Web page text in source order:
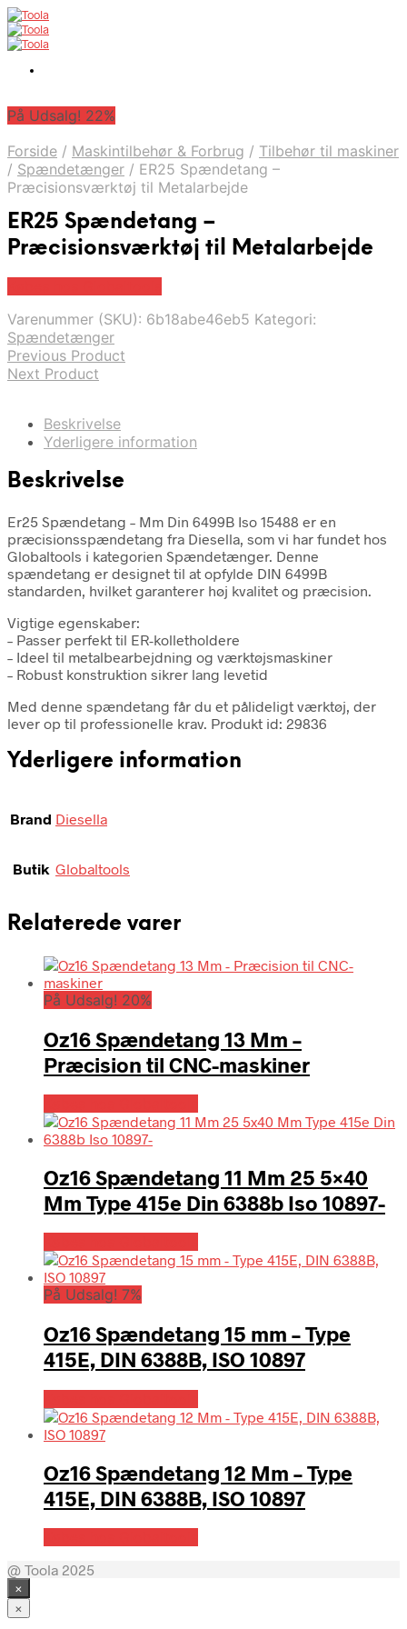
På Udsalg! 22%
Forside / Maskintilbehør & Forbrug / Tilbehør til maskiner
/ Spændetænger / ER25 Spændetang –
Præcisionsværktøj til Metalarbejde
ER25 Spændetang –
Præcisionsværktøj til Metalarbejde
Varenummer (SKU): 6b18abe46eb5 Kategori:
Spændetænger
Previous Product
Next Product
Beskrivelse
Yderligere information
Beskrivelse
Er25 Spændetang – Mm Din 6499B Iso 15488 er en
præcisionsspændetang fra Diesella, som vi har fundet hos
Globaltools i kategorien Spændetænger. Denne
spændetang er designet til at opfylde DIN 6499B
standarden, hvilket garanterer høj kvalitet og præcision.
Vigtige egenskaber:
– Passer perfekt til ER-kolletholdere
– Ideel til metalbearbejdning og værktøjsmaskiner
– Robust konstruktion sikrer lang levetid
Med denne spændetang får du et pålideligt værktøj, der
lever op til professionelle krav. Produkt id: 29836
Yderligere information
Brand Diesella
Butik Globaltools
Relaterede varer
På Udsalg! 20%
Oz16 Spændetang 13 Mm –
Præcision til CNC-maskiner
Oz16 Spændetang 11 Mm 25 5×40
Mm Type 415e Din 6388b Iso 10897-
På Udsalg! 7%
Oz16 Spændetang 15 mm – Type
415E, DIN 6388B, ISO 10897
Oz16 Spændetang 12 Mm – Type
415E, DIN 6388B, ISO 10897
@ Toola 2025
×
×